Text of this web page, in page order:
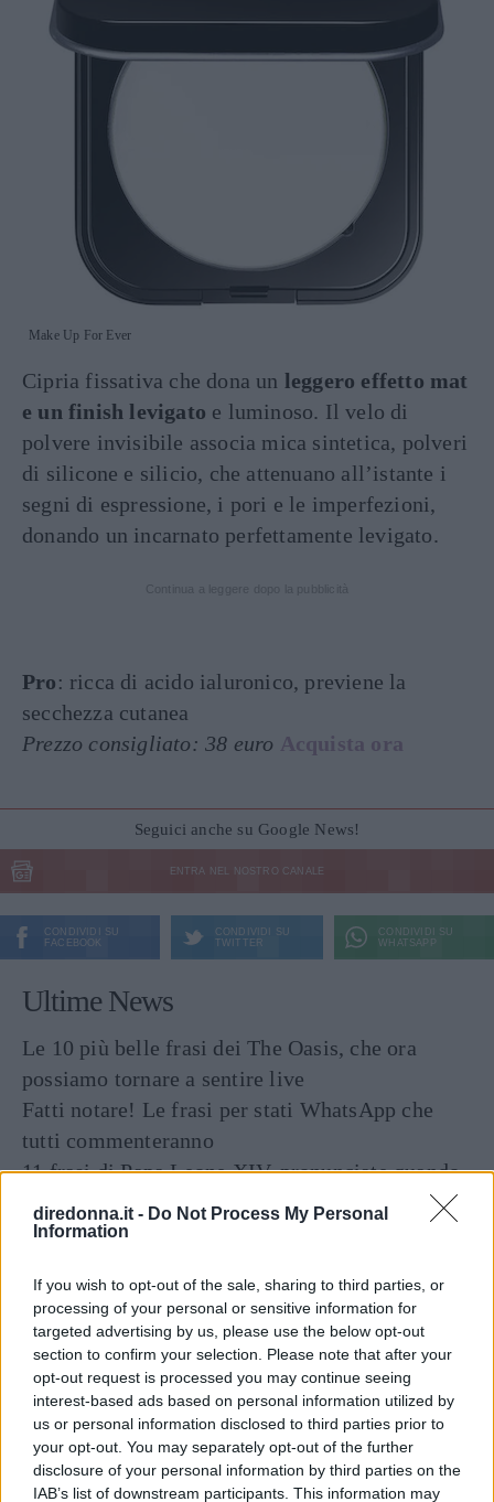
diredonna.it - Do Not Process My Personal
Information
If you wish to opt-out of the sale, sharing to third parties, or
processing of your personal or sensitive information for
targeted advertising by us, please use the below opt-out
section to confirm your selection. Please note that after your
opt-out request is processed you may continue seeing
interest-based ads based on personal information utilized by
us or personal information disclosed to third parties prior to
your opt-out. You may separately opt-out of the further
disclosure of your personal information by third parties on the
IAB’s list of downstream participants. This information may
Make Up For Ever
Cipria fissativa che dona un leggero effetto mat
e un finish levigato e luminoso. Il velo di
polvere invisibile associa mica sintetica, polveri
di silicone e silicio, che attenuano all’istante i
segni di espressione, i pori e le imperfezioni,
donando un incarnato perfettamente levigato.
Pro: ricca di acido ialuronico, previene la
secchezza cutanea
Prezzo consigliato: 38 euro Acquista ora
Seguici anche su Google News!
ENTRA NEL NOSTRO CANALE
CONDIVIDI SU
FACEBOOK
CONDIVIDI SU
TWITTER
CONDIVIDI SU
WHATSAPP
Ultime News
Le 10 più belle frasi dei The Oasis, che ora
possiamo tornare a sentire live
Fatti notare! Le frasi per stati WhatsApp che
tutti commenteranno
11 frasi di Papa Leone XIV, pronunciate quando
era Robert Francis Prevost
Frasi sulla libertà: le più belle da condividere e
Tailleur cerimonia 2025 economici: i più belli di
Zara, Zalando, H&M, Mango e altri